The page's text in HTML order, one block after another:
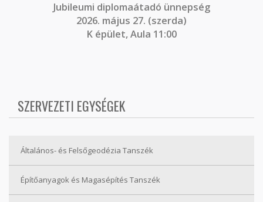
Jubileumi diplomaátadó ünnepség
2026. május 27. (szerda)
K épület, Aula 11:00
SZERVEZETI EGYSÉGEK
Általános- és Felsőgeodézia Tanszék
Építőanyagok és Magasépítés Tanszék